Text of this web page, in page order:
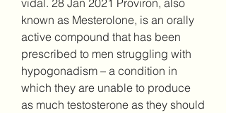
vidal. 28 Jan 2021 Proviron, also
known as Mesterolone, is an orally
active compound that has been
prescribed to men struggling with
hypogonadism – a condition in
which they are unable to produce
as much testosterone as they should